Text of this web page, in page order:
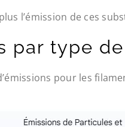
l’émission de ces
par type
pour les